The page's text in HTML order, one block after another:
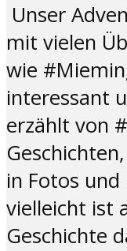
Unser
mit vielen
wie
interessant
erzählt von
in Fotos
vielleicht ist
Geschichte